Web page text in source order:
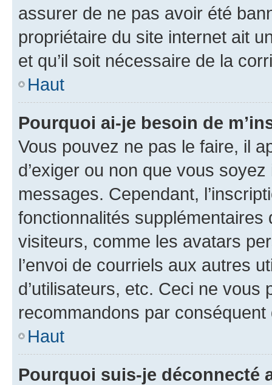
assurer de ne pas avoir été
propriétaire du site internet ait
et qu’il soit nécessaire de la
Haut
Pourquoi ai-je besoin de
Vous pouvez ne pas le faire, il
d’exiger ou non que vous
messages. Cependant,
fonctionnalités
visiteurs, comme les avatars
l’envoi de courriels aux autres
d’utilisateurs, etc. Ceci ne vous
recommandons par conséquent
Haut
Pourquoi suis-je déconnecté